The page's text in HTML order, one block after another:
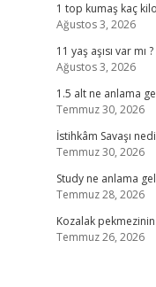
1 top kumaş kaç
Ağustos 3, 2026
11 yaş aşısı var mı ?
Ağustos 3, 2026
1.5 alt ne anlama
Temmuz 30, 2026
İstihkâm Savaşı
Temmuz 30, 2026
Study ne anlama
Temmuz 28, 2026
Kozalak
Temmuz 26, 2026